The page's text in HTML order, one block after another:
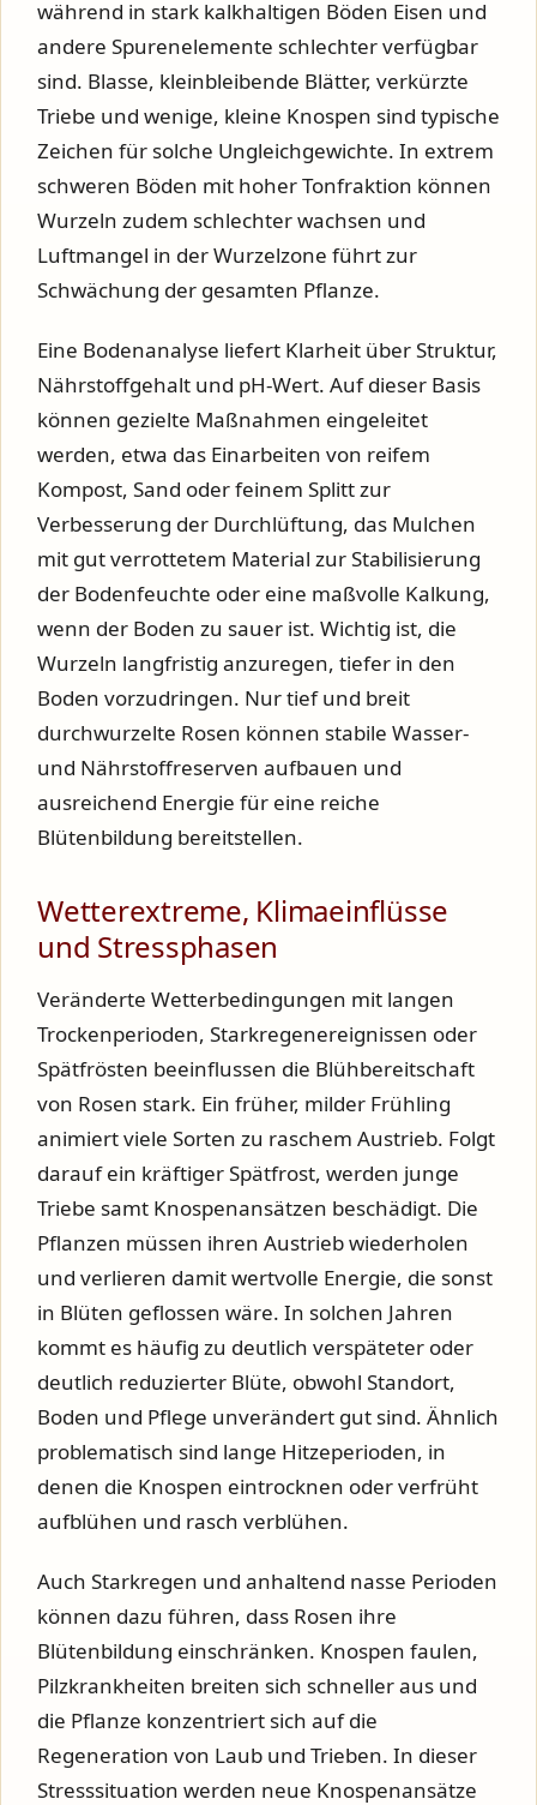
während in stark kalkhaltigen Böden Eisen und
andere Spurenelemente schlechter verfügbar
sind. Blasse, kleinbleibende Blätter, verkürzte
Triebe und wenige, kleine Knospen sind typische
Zeichen für solche Ungleichgewichte. In extrem
schweren Böden mit hoher Tonfraktion können
Wurzeln zudem schlechter wachsen und
Luftmangel in der Wurzelzone führt zur
Schwächung der gesamten Pflanze.
Eine Bodenanalyse liefert Klarheit über Struktur,
Nährstoffgehalt und pH-Wert. Auf dieser Basis
können gezielte Maßnahmen eingeleitet
werden, etwa das Einarbeiten von reifem
Kompost, Sand oder feinem Splitt zur
Verbesserung der Durchlüftung, das Mulchen
mit gut verrottetem Material zur Stabilisierung
der Bodenfeuchte oder eine maßvolle Kalkung,
wenn der Boden zu sauer ist. Wichtig ist, die
Wurzeln langfristig anzuregen, tiefer in den
Boden vorzudringen. Nur tief und breit
durchwurzelte Rosen können stabile Wasser-
und Nährstoffreserven aufbauen und
ausreichend Energie für eine reiche
Blütenbildung bereitstellen.
Wetterextreme, Klimaeinflüsse
und Stressphasen
Veränderte Wetterbedingungen mit langen
Trockenperioden, Starkregenereignissen oder
Spätfrösten beeinflussen die Blühbereitschaft
von Rosen stark. Ein früher, milder Frühling
animiert viele Sorten zu raschem Austrieb. Folgt
darauf ein kräftiger Spätfrost, werden junge
Triebe samt Knospenansätzen beschädigt. Die
Pflanzen müssen ihren Austrieb wiederholen
und verlieren damit wertvolle Energie, die sonst
in Blüten geflossen wäre. In solchen Jahren
kommt es häufig zu deutlich verspäteter oder
deutlich reduzierter Blüte, obwohl Standort,
Boden und Pflege unverändert gut sind. Ähnlich
problematisch sind lange Hitzeperioden, in
denen die Knospen eintrocknen oder verfrüht
aufblühen und rasch verblühen.
Auch Starkregen und anhaltend nasse Perioden
können dazu führen, dass Rosen ihre
Blütenbildung einschränken. Knospen faulen,
Pilzkrankheiten breiten sich schneller aus und
die Pflanze konzentriert sich auf die
Regeneration von Laub und Trieben. In dieser
Stresssituation werden neue Knospenansätze